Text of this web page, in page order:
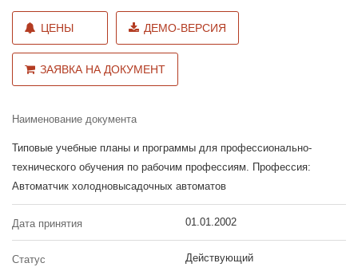
ЦЕНЫ ДЕМО-ВЕРСИЯ
ЗАЯВКА НА ДОКУМЕНТ
Наименование документа
Типовые учебные планы и программы для профессионально-
технического обучения по рабочим профессиям. Профессия:
Автоматчик холодновысадочных автоматов
Дата принятия 01.01.2002
Статус Действующий